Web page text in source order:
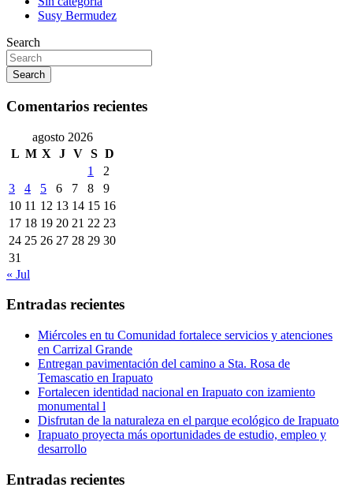
Susy Bermudez
Search
Search
Comentarios recientes
agosto 2026
L M X J V S D
1
2
3
4 5 6 7 8
9
10 11 12 13 14 15 16
17 18 19 20 21 22 23
24 25 26 27 28 29 30
31
« Jul
Entradas recientes
Miércoles en tu Comunidad fortalece servicios y atenciones
en Carrizal Grande
Entregan pavimentación del camino a Sta. Rosa de
Temascatio en Irapuato
Fortalecen identidad nacional en Irapuato con izamiento
monumental l
Disfrutan de la naturaleza en el parque ecológico de Irapuato
Irapuato proyecta más oportunidades de estudio, empleo y
desarrollo
Entradas recientes